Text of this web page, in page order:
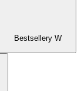
Bestsellery W